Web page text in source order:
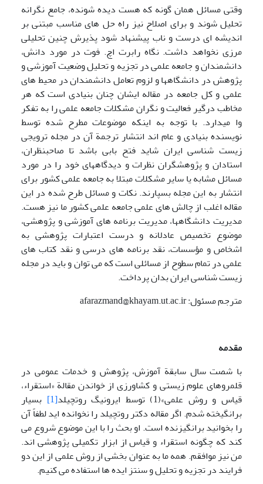
وقتی مسائل همان گونه که هست دیده شونده، جامع نگرانه
تحلیل شوند و برای اصلاح نیز راه حل های مناسب مبتنی بر
اندیشه ای درست و ناب پیشنهاد شود پذیرش چنین تحلیلی
مرزی نخواهد داشت. نگاه رابرت اچ. فوت در مورد دانش،
دانشمندان و جامعه علمی در تجزیه و تحلیل وضعیت آموزشی و
پژوهش در دانشگاهها و لزوم تعامل دانشمندان در محیط های
علمی و کل جامعه در مقاله ایشان چنان بنیادی است که هر
مخاطب درگیر فعالیت و نگران مشکلات جامعه علمی را به تفکر
وا می‍دارد. با توجه به اینکه موضوعات مطرح شده توسط
نویسنده بنیادی و عام اند انتشار ترجمة آن در مجله ترویجی
زیست شناسی ایران شاید فتح بابی باشد تا صاحبنظران،
استادان و پژوهشگران نظرات و دیدگاههای خود را در مورد
مسائل مشابه یا سایر مشکلات مبتلا به جامعه علمی کشور برای
انتشار به این مجله بسپارند. نکات و مسائل طرح شده در این
مقاله اغلب از چالش های علمی جامعه علمی کشور ما نیز هست.
مدیریت دانشگاهها، مدیریت برنامه های آموزشی و پژوهشی،
موضوع تخصیص عادلانه و درست اعتبارات پژوهشی به
اشخاص و مؤسسات، نقد برنامه های درسی و نقد کتاب های
علمی در تمام سطوح از مسائلی است که می توان و باید در مجله
زیست شناسی ایران بدان پرداخت.
مترجم مسئول: afarazmand@khayam.ut.ac.ir
مقدمه
با شصت سال سابقة آموزش، پژوهش و خدمات عمومی در
قلمروهای علوم زیستی و کشاورزی از خواندن مقالة «استقراء،
قیاس و روش علمی»(1) توسط ایرونیگ روتچیلد
[1]
بسیار
برانگیخته شدم. اگر مقاله دکتر روتچیلد را نخوانده اید لطفاً آن
را بخوانید برانگیزنده است. او بحث را با این موضوع شروع می
کند که چگونه استقراء و قیاس از ابزار تکمیلی پژوهشی اند.
من نیز موافقم. همه ما به عنوان بخشی از روش علمی از این دو
فرایند در تجزیه و تحلیل و سنتز ایده ها استفاده می کنیم.